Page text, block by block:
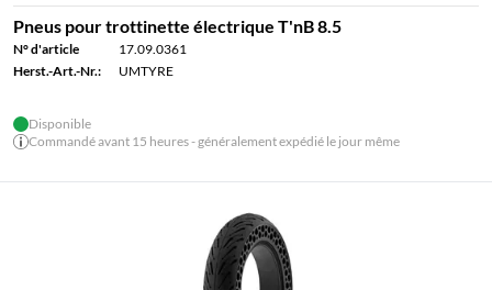
Pneus pour trottinette électrique T'nB 8.5
N° d'article
17.09.0361
Herst.-Art.-Nr.:
UMTYRE
Disponible
Commandé avant 15 heures - généralement expédié le jour même